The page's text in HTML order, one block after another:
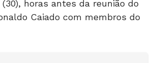
horas antes da reunião do
Caiado com membros do